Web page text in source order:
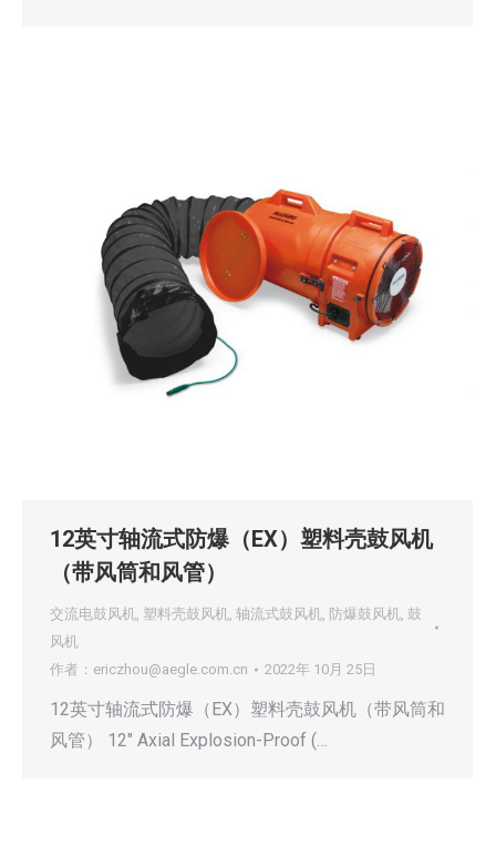
12英寸轴流式防爆（EX）塑料壳鼓风机
（带风筒和风管）
交流电鼓风机, 塑料壳鼓风机, 轴流式鼓风机, 防爆鼓风机, 鼓
风机
作者： ericzhou@aegle.com.cn 2022年 10月 25日
12英寸轴流式防爆（EX）塑料壳鼓风机（带风筒和
风管） 12″ Axial Explosion-Proof (…